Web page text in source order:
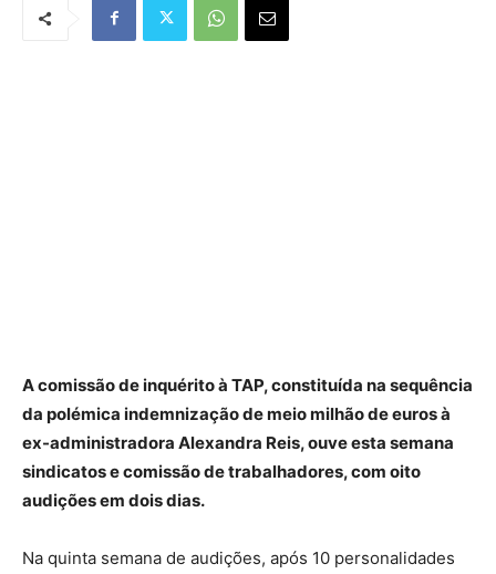
A comissão de inquérito à TAP, constituída na sequência
da polémica indemnização de meio milhão de euros à
ex-administradora Alexandra Reis, ouve esta semana
sindicatos e comissão de trabalhadores, com oito
audições em dois dias.
Na quinta semana de audições, após 10 personalidades